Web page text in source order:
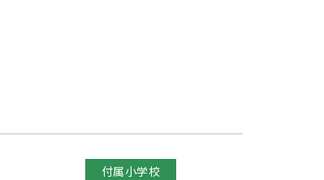
付属小学校